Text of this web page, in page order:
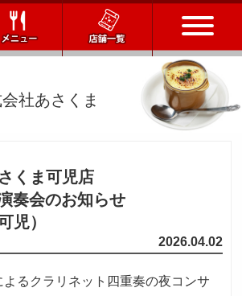
社あさくま
くま可児店
奏会のお知らせ
児）
2026.04.02
よるクラリネット四重奏の夜コンサ